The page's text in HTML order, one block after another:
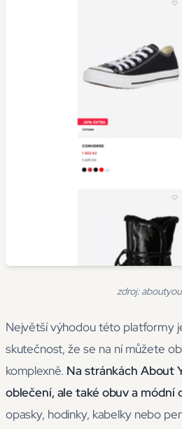
zdroj:
Největší výhodou této platformy
skutečnost, že se na ní můžete
komplexně. Na stránkách About
oblečení, ale také obuv a módní
opasky, hodinky, kabelky nebo